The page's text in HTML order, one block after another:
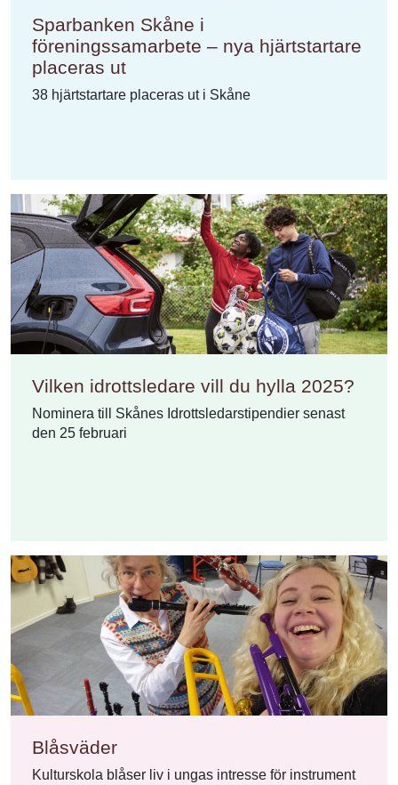
Sparbanken Skåne i
föreningssamarbete – nya hjärtstartare
placeras ut
38 hjärtstartare placeras ut i Skåne
Vilken idrottsledare vill du hylla 2025?
Nominera till Skånes Idrottsledarstipendier senast
den 25 februari
Blåsväder
Kulturskola blåser liv i ungas intresse för instrument